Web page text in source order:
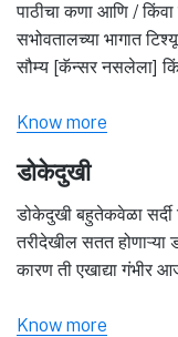
पाठीचा कणा आणि / किंवा
सभोवतालच्या भागात
सौम्य [कॅन्सर नसलेला]
Know more
डोकेदुखी
डोकेदुखी बहुतेकवेळा सर्दी
तरीदेखील सतत
कारण ती एखाद्या गंभीर
Know more